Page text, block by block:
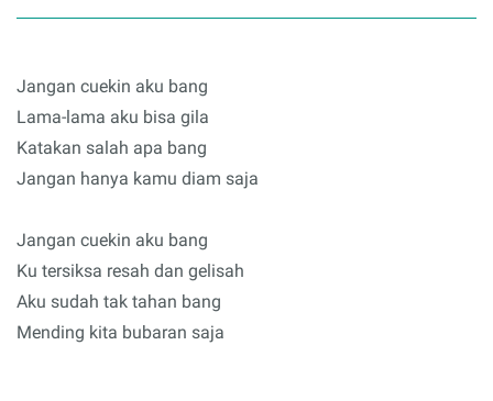
Jangan cuekin aku bang
Lama-lama aku bisa gila
Katakan salah apa bang
Jangan hanya kamu diam saja
Jangan cuekin aku bang
Ku tersiksa resah dan gelisah
Aku sudah tak tahan bang
Mending kita bubaran saja